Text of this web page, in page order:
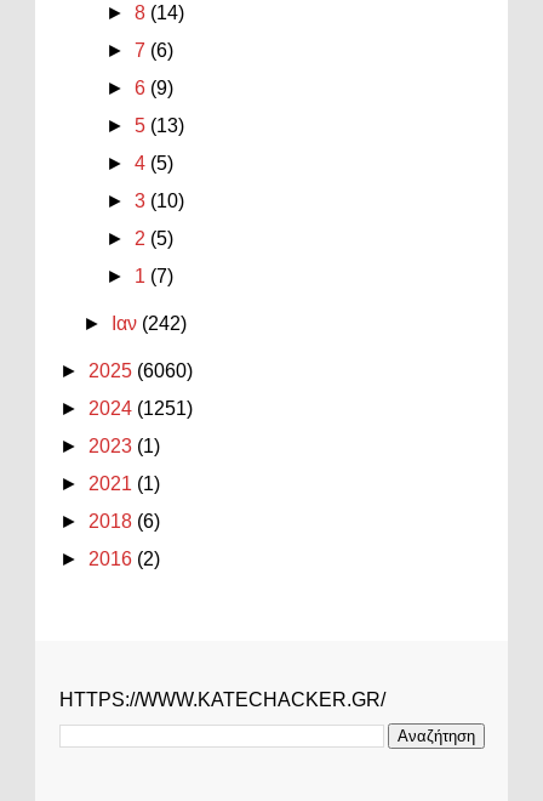
►8 (14)
►7 (6)
►6 (9)
►5 (13)
►4 (5)
►3 (10)
► 2 (5)
► 1 (7)
► Ιαν (242)
► 2025 (6060)
► 2024 (1251)
► 2023 (1)
► 2021 (1)
► 2018 (6)
► 2016 (2)
HTTPS://WWW.KATECHACKER.GR/